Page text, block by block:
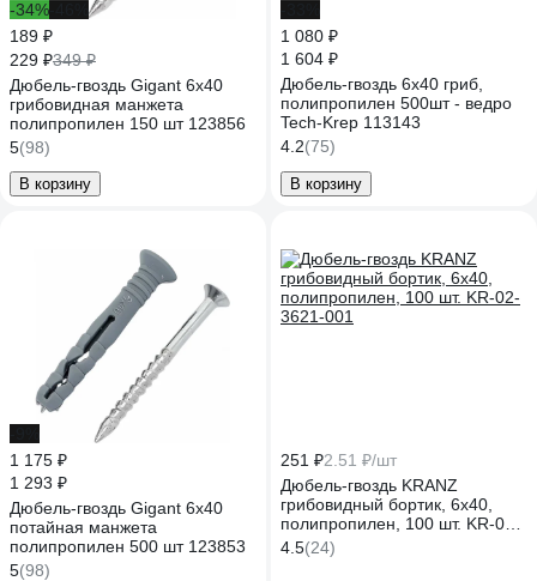
-34%
189 ₽
229 ₽349 ₽
Дюбель-гвоздь Gigant 6x40
грибовидная манжета
полипропилен 150 шт 123856
5(98)
В корзину
1 080 ₽
1 604 ₽
Дюбель-гвоздь 6х40 гриб,
полипропилен 500шт - ведро
Tech-Krep 113143
4.2(75)
В корзину
1 175 ₽
1 293 ₽
Дюбель-гвоздь Gigant 6x40
потайная манжета
полипропилен 500 шт 123853
5(98)
251 ₽2.51 ₽/шт
Дюбель-гвоздь KRANZ
грибовидный бортик, 6x40,
полипропилен, 100 шт. KR-02-
3621-001
4.5(24)